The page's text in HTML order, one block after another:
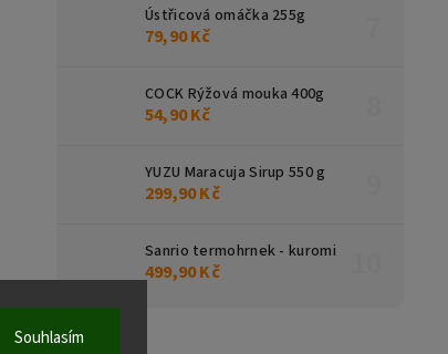
Souhlasím
Ústřicová omáčka 255g
79,90 Kč
COCK Rýžová mouka 400g
54,90 Kč
YUZU Maracuja Sirup 550 g
299,90 Kč
Sanrio termohrnek - kuromi
499,90 Kč